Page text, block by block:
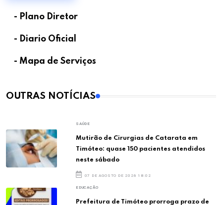
- Plano Diretor
- Diario Oficial
- Mapa de Serviços
OUTRAS NOTÍCIAS
SAÚDE
Mutirão de Cirurgias de Catarata em
Timóteo: quase 150 pacientes atendidos
neste sábado
07 DE AGOSTO DE 2026 18:02
EDUCAÇÃO
Prefeitura de Timóteo prorroga prazo de